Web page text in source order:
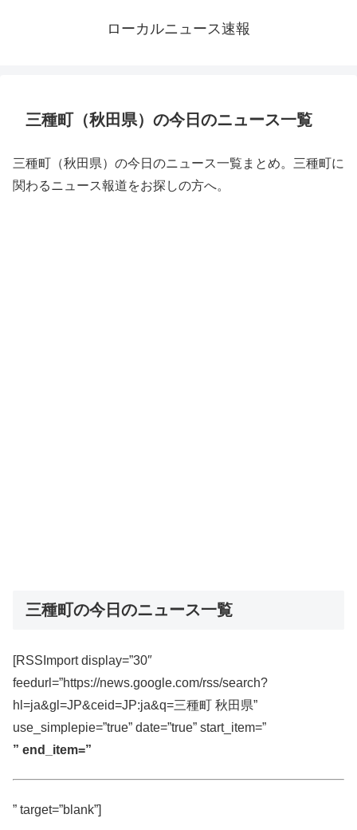
ローカルニュース速報
三種町（秋田県）の今日のニュース一覧
三種町（秋田県）の今日のニュース一覧まとめ。三種町に
関わるニュース報道をお探しの方へ。
三種町の今日のニュース一覧
[RSSImport display=”30″
feedurl=”https://news.google.com/rss/search?
hl=ja&gl=JP&ceid=JP:ja&q=三種町 秋田県”
use_simplepie=”true” date=”true” start_item=”
” end_item=”
” target=”blank”]